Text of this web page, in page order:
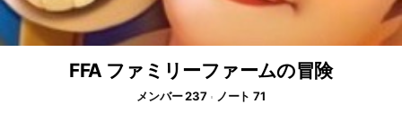
FFA ファミリーファームの冒険
メンバー 237
ノート 71